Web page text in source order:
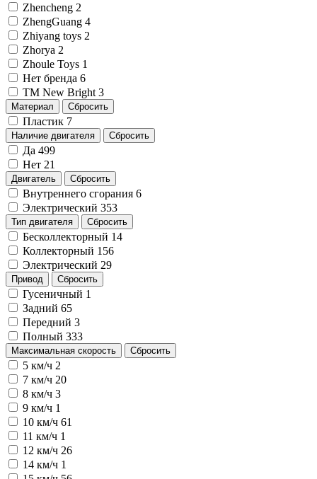
Zhencheng 2
ZhengGuang 4
Zhiyang toys 2
Zhorya 2
Zhoule Toys 1
Нет бренда 6
ТМ New Bright 3
Материал Сбросить
Пластик 7
Наличие двигателя Сбросить
Да 499
Нет 21
Двигатель Сбросить
Внутреннего сгорания 6
Электрический 353
Тип двигателя Сбросить
Бесколлекторный 14
Коллекторный 156
Электрический 29
Привод Сбросить
Гусеничный 1
Задний 65
Передний 3
Полный 333
Максимальная скорость Сбросить
5 км/ч 2
7 км/ч 20
8 км/ч 3
9 км/ч 1
10 км/ч 61
11 км/ч 1
12 км/ч 26
14 км/ч 1